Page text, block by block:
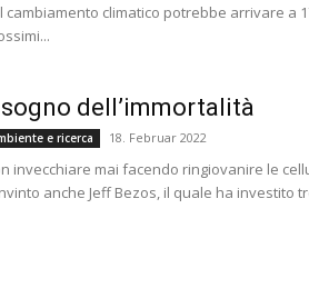
cambiamento climatico potrebbe arrivare a
dell’immortalità
e ricerca 18. Februar 2022
invecchiare mai facendo ringiovanire le
anche Jeff Bezos, il quale ha investito